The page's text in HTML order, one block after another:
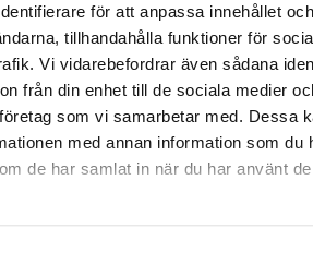
för att anpassa innehållet och
tillhandahålla funktioner för
Vi vidarebefordrar även sådana
från din enhet till de sociala medier
som vi samarbetar med. Dessa
med annan information som du
de har samlat in när du har använt